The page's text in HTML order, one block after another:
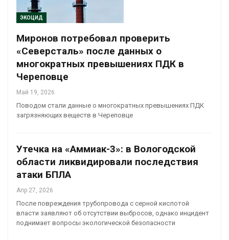
ЭКОЦИД
Миронов потребовал проверить
«Северсталь» после данных о
многократных превышениях ПДК в
Череповце
Май 19, 2026
Поводом стали данные о многократных превышениях ПДК
загрязняющих веществ в Череповце
Утечка на «Аммиак-3»: в Вологодской
области ликвидировали последствия
атаки БПЛА
Апр 27, 2026
После повреждения трубопровода с серной кислотой
власти заявляют об отсутствии выбросов, однако инцидент
поднимает вопросы экологической безопасности